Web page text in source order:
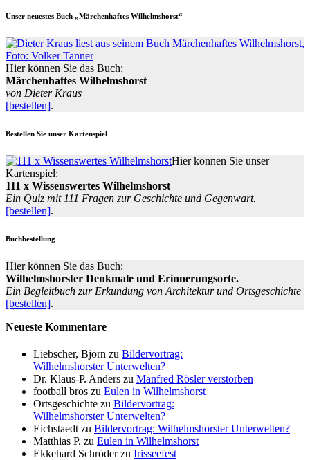
Unser neuestes Buch „Märchenhaftes Wilhelmshorst“
Hier können Sie das Buch:
Märchenhaftes Wilhelmshorst
von Dieter Kraus
[bestellen].
Bestellen Sie unser Kartenspiel
Hier können Sie unser
Kartenspiel:
111 x Wissenswertes Wilhelmshorst
Ein Quiz mit 111 Fragen zur Geschichte und Gegenwart.
[bestellen].
Buchbestellung
Hier können Sie das Buch:
Wilhelmshorster Denkmale und Erinnerungsorte.
Ein Begleitbuch zur Erkundung von Architektur und Ortsgeschichte
[bestellen].
Neueste Kommentare
Liebscher, Björn zu Bildervortrag:
Wilhelmshorster Unterwelten?
Dr. Klaus-P. Anders zu Manfred Rösler verstorben
football bros zu Eulen in Wilhelmshorst
Ortsgeschichte zu Bildervortrag:
Wilhelmshorster Unterwelten?
Eichstaedt zu Bildervortrag: Wilhelmshorster Unterwelten?
Matthias P. zu Eulen in Wilhelmshorst
Ekkehard Schröderzu Irisseefest